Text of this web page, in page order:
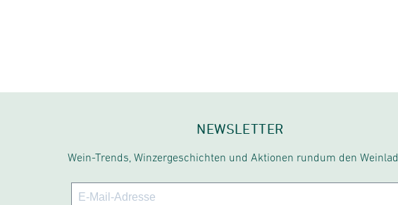
NEWSLETTER
Wein-Trends, Winzergeschichten und Aktionen rundum den